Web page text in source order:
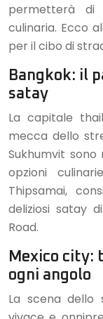
permetterà di
culinaria. Ecco
per il cibo di
Bangkok: il
satay
La capitale
mecca dello
Sukhumvit
opzioni
Thipsamai,
deliziosi satay
Road.
Mexico city:
ogni angolo
La scena